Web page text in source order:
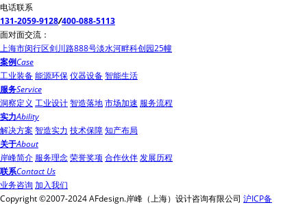
电话联系
131-2059-9128/400-088-5113
面对面交流：
上海市闵行区剑川路888号淡水河畔科创园25幢
案例Case
工业装备能源环保仪器设备智能生活
服务Service
洞察定义 工业设计智造落地市场加速 服务流程
实力Ability
解决方案 智造实力 技术保障知产布局
关于About
岸峰简介 服务理念荣誉奖项合作伙伴发展历程
联系Contact Us
业务咨询 加入我们
Copyright ©2007-2024 AFdesign.岸峰（上海）设计咨询有限公司 沪ICP备